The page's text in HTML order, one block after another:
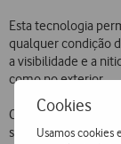
Cookies
Usamos cookies
Esta tecnologia
qualquer condição
a visibilidade e a
como no exterior.
Com um design
sistema operativo